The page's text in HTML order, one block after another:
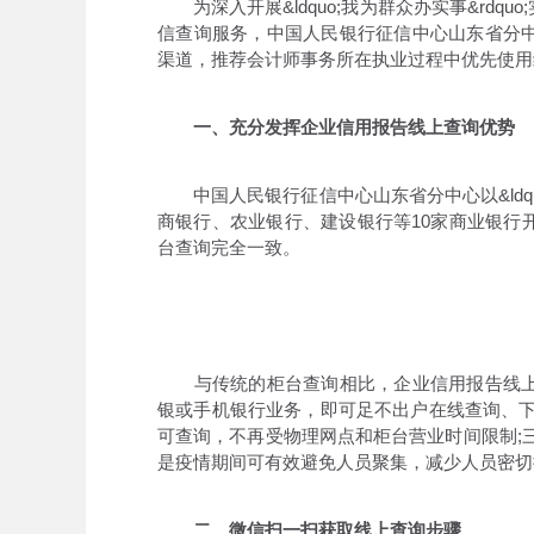
为深入开展&ldquo;我为群众办实事&rdquo;
信查询服务，中国人民银行征信中心山东省分
渠道，推荐会计师事务所在执业过程中优先使
一、充分发挥企业信用报告线上查询优势
中国人民银行征信中心山东省分中心以
商银行、农业银行、建设银行等10家商业银
台查询完全一致。
与传统的柜台查询相比，企业信用报告线
银或手机银行业务，即可足不出户在线查询、
可查询，不再受物理网点和柜台营业时间限制;
是疫情期间可有效避免人员聚集，减少人员密
二、微信扫一扫获取线上查询步骤